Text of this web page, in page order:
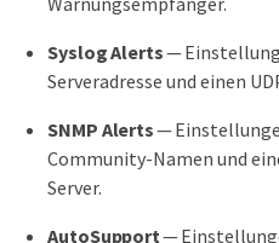
Syslog Alerts—
Serveradresse und einen
SNMP Alerts—
Community-Namen und
Server.
AutoSupport—